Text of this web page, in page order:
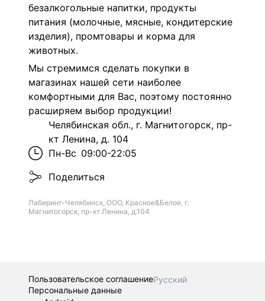
безалкогольные напитки, продукты
питания (молочные, мясные, кондитерские
изделия), промтовары и корма для
животных.
Мы стремимся сделать покупки в
магазинах нашей сети наиболее
комфортными для Вас, поэтому постоянно
расширяем выбор продукции!
Челябинская обл., г. Магнитогорск, пр-
кт Ленина, д. 104
Пн-Вс 09:00-22:05
Поделиться
Лабиринт-Челябинск, ООО, Красное&Белое, г.
Магнитогорск, пр-кт Ленина, д.104
Пользовательское соглашениеРусский
Персональные данные